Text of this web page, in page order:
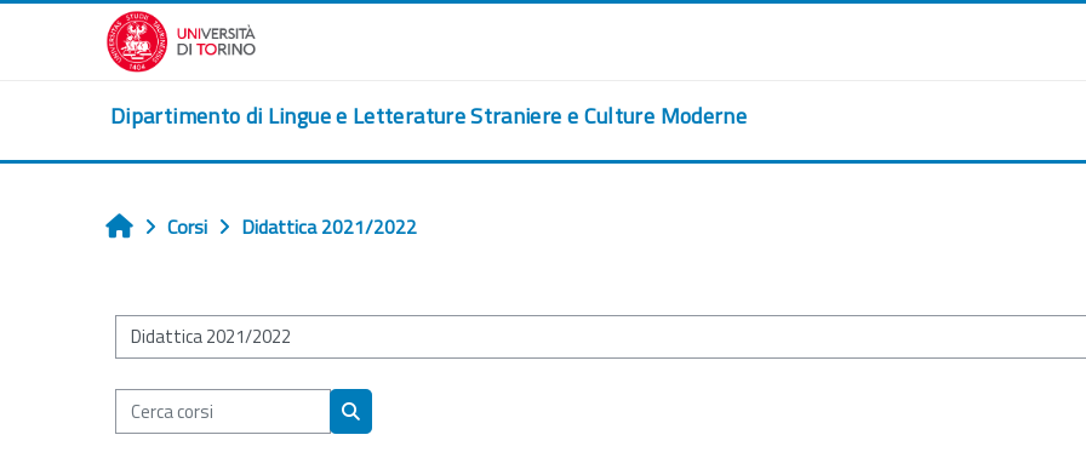
Vai al contenuto principale
Dipartimento di Lingue e Letterature Straniere e Culture Moderne
Home
Corsi Didattica 2021/2022
Categorie di corso
Cerca corsi
Cerca corsi